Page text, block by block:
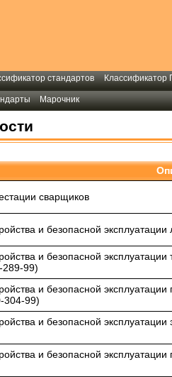
стандартов Классификатор
Марочник
сварщиков
и безопасной
и безопасной
99)
и безопасной
304-99)
и безопасной
и безопасной